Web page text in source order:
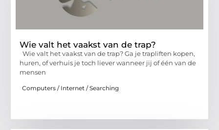
Wie valt het vaakst van de trap?
Wie valt het vaakst van de trap? Ga je trapliften kopen,
huren, of verhuis je toch liever wanneer jij of één van de
mensen
Computers / Internet / Searching